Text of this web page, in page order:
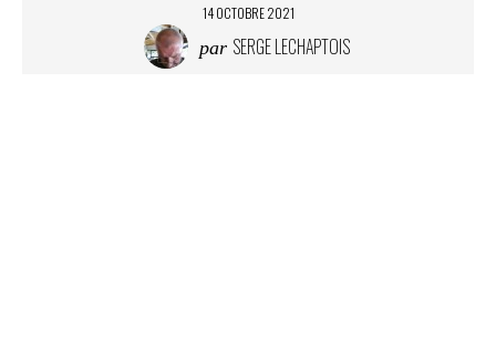
14 OCTOBRE 2021
par SERGE LECHAPTOIS